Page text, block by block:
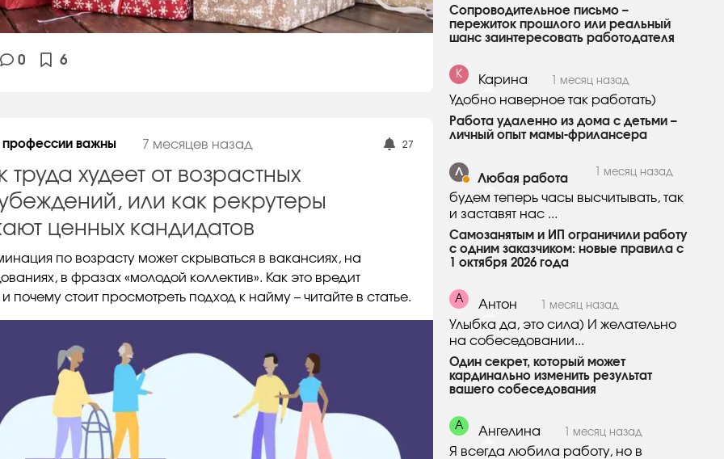
0 6
профессии важны 7 месяцев назад 27
труда худеет от возрастных
или как рекрутеры
ценных кандидатов
по возрасту может скрываться в вакансиях, на
в фразах «молодой коллектив». Как это вредит
почему стоит просмотреть подход к найму – читайте в статье.
Сопроводительное письмо –
пережиток прошлого или реальный
шанс заинтересовать работодателя
К Карина 1 месяц назад
Удобно наверное так работать)
Работа удаленно из дома с детьми –
личный опыт мамы-фрилансера
Л
Любая работа
1 месяц назад
будем теперь часы высчитывать, так
и заставят нас ...
Самозанятым и ИП ограничили работу
с одним заказчиком: новые правила с
1 октября 2026 года
А Антон 1 месяц назад
Улыбка да, это сила) И желательно
на собеседовании...
Один секрет, который может
кардинально изменить результат
вашего собеседования
А Ангелина 1 месяц назад
Я всегда любила работу, но в